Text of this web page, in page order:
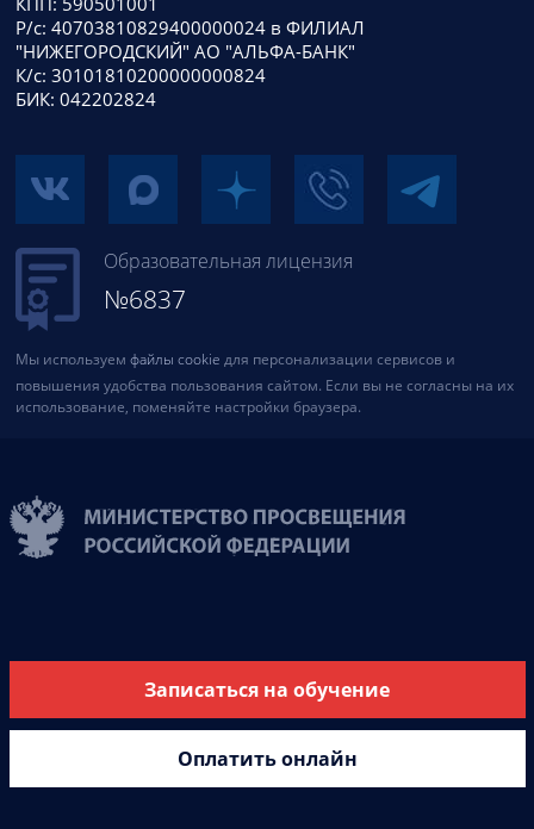
Р/с: 40703810829400000024 в ФИЛИАЛ
"НИЖЕГОРОДСКИЙ" АО "АЛЬФА-БАНК"
К/с: 30101810200000000824
БИК: 042202824
Образовательная лицензия
№6837
Мы используем файлы cookie для персонализации сервисов и
повышения удобства пользования сайтом. Если вы не согласны на их
использование, поменяйте настройки браузера.
Записаться на обучение
Оплатить онлайн